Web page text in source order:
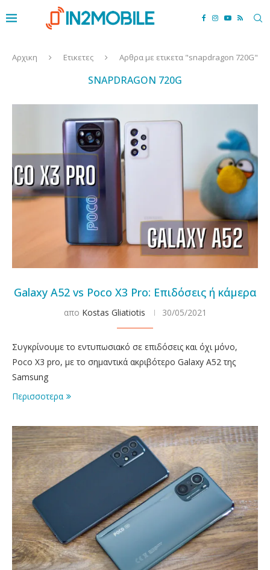
Αρχικη Ετικετες Αρθρα με ετικετα "snapdragon 720G"
SNAPDRAGON 720G
Galaxy A52 vs Poco X3 Pro: Επιδόσεις ή κάμερα
απο Kostas Gliatiotis 30/05/2021
Συγκρίνουμε το εντυπωσιακό σε επιδόσεις και όχι μόνο,
Poco X3 pro, με το σημαντικά ακριβότερο Galaxy A52 της
Samsung
Περισσοτερα